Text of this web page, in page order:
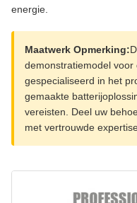
energie.
Maatwerk Opmerking:
demonstratiemodel voor
gespecialiseerd in het
gemaakte
vereisten. Deel uw
met vertrouwde